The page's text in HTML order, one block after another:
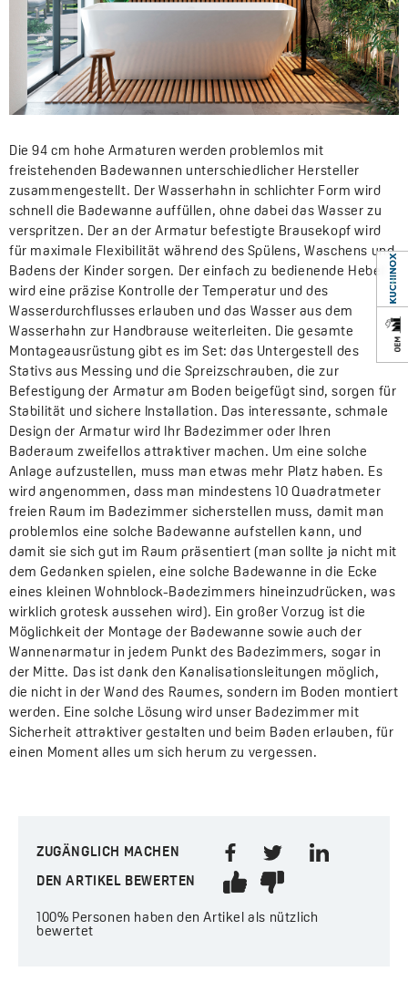
Die 94 cm hohe Armaturen werden problemlos mit
freistehenden Badewannen unterschiedlicher Hersteller
zusammengestellt. Der Wasserhahn in schlichter Form wird
schnell die Badewanne auffüllen, ohne dabei das Wasser zu
verspritzen. Der an der Armatur befestigte Brausekopf wird
für maximale Flexibilität während des Spülens, Waschens und
Badens der Kinder sorgen. Der einfach zu bedienende Hebel
wird eine präzise Kontrolle der Temperatur und des
Wasserdurchflusses erlauben und das Wasser aus dem
Wasserhahn zur Handbrause weiterleiten. Die gesamte
Montageausrüstung gibt es im Set: das Untergestell des
Stativs aus Messing und die Spreizschrauben, die zur
Befestigung der Armatur am Boden beigefügt sind, sorgen für
Stabilität und sichere Installation. Das interessante, schmale
Design der Armatur wird Ihr Badezimmer oder Ihren
Baderaum zweifellos attraktiver machen. Um eine solche
Anlage aufzustellen, muss man etwas mehr Platz haben. Es
wird angenommen, dass man mindestens 10 Quadratmeter
freien Raum im Badezimmer sicherstellen muss, damit man
problemlos eine solche Badewanne aufstellen kann, und
damit sie sich gut im Raum präsentiert (man sollte ja nicht mit
dem Gedanken spielen, eine solche Badewanne in die Ecke
eines kleinen Wohnblock-Badezimmers hineinzudrücken, was
wirklich grotesk aussehen wird). Ein großer Vorzug ist die
Möglichkeit der Montage der Badewanne sowie auch der
Wannenarmatur in jedem Punkt des Badezimmers, sogar in
der Mitte. Das ist dank den Kanalisationsleitungen möglich,
die nicht in der Wand des Raumes, sondern im Boden montiert
werden. Eine solche Lösung wird unser Badezimmer mit
Sicherheit attraktiver gestalten und beim Baden erlauben, für
einen Moment alles um sich herum zu vergessen.
ZUGÄNGLICH MACHEN
DEN ARTIKEL BEWERTEN
100% Personen haben den Artikel als nützlich
bewertet